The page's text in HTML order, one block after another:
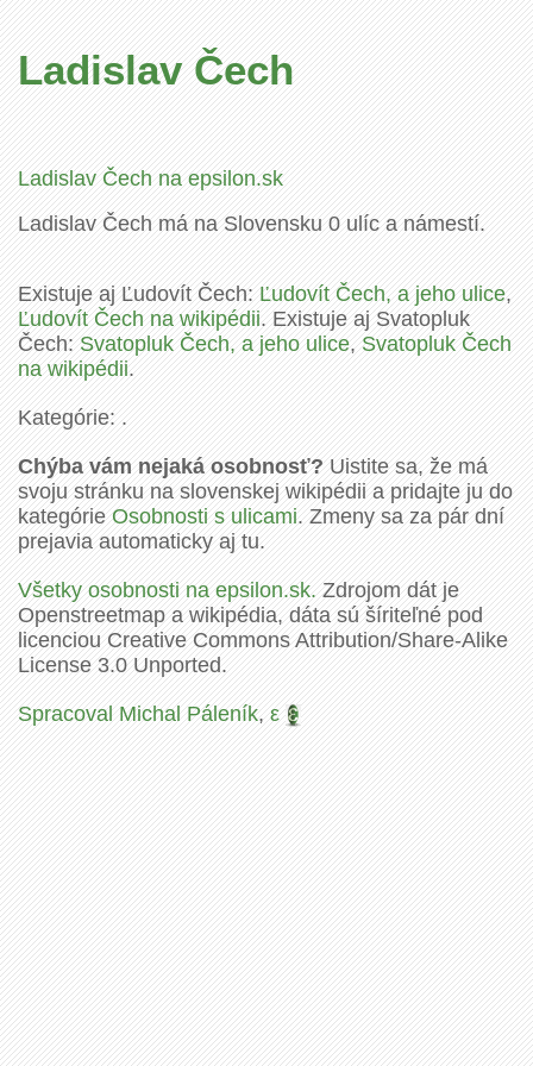
Ladislav Čech
Ladislav Čech na epsilon.sk
Ladislav Čech má na Slovensku 0 ulíc a námestí.
Existuje aj Ľudovít Čech:Ľudovít Čech, a jeho ulice,
Ľudovít Čech na wikipédii. Existuje aj Svatopluk
Čech:Svatopluk Čech, a jeho ulice,Svatopluk Čech
na wikipédii.
Kategórie: .
Chýba vám nejaká osobnosť?Uistite sa, že má
svoju stránku na slovenskej wikipédii a pridajte ju do
kategórieOsobnosti s ulicami. Zmeny sa za pár dní
prejavia automaticky aj tu.
Všetky osobnosti na epsilon.sk.Zdrojom dát je
Openstreetmap a wikipédia, dáta sú šíriteľné pod
licenciou Creative Commons Attribution/Share-Alike
License 3.0 Unported.
Spracoval Michal Páleník,ε